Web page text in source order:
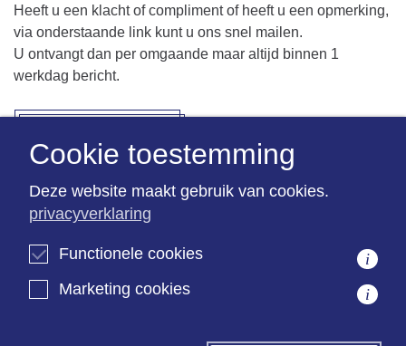
Heeft u een klacht of compliment of heeft u een opmerking,
via onderstaande link kunt u ons snel mailen.
U ontvangt dan per omgaande maar altijd binnen 1
werkdag bericht.
Opleidingstraject
Cookie toestemming
Deze website maakt gebruik van cookies.
privacyverklaring
Functionele cookies
i
Marketing cookies
i